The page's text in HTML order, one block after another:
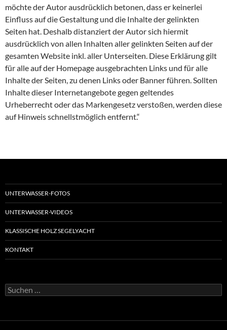
möchte der Autor ausdrücklich betonen, dass er keinerlei
Einfluss auf die Gestaltung und die Inhalte der gelinkten
Seiten hat. Deshalb distanziert der Autor sich hiermit
ausdrücklich von allen Inhalten aller gelinkten Seiten auf der
gesamten Website inkl. aller Unterseiten. Diese Erklärung gilt
für alle auf der Homepage ausgebrachten Links und für alle
Inhalte der Seiten, zu denen Links oder Banner führen. Sollten
Inhalte dieser Internetangebote gegen geltendes
Urheberrecht oder das Markengesetz verstoßen, werden diese
auf Hinweis schnellstmöglich entfernt.“
UNTERWASSER-FOTOS
UNTERWASSER-VIDEOS
KLASSISCHE HOLZ SEGELYACHT
KONTAKT
Suchen
nach: